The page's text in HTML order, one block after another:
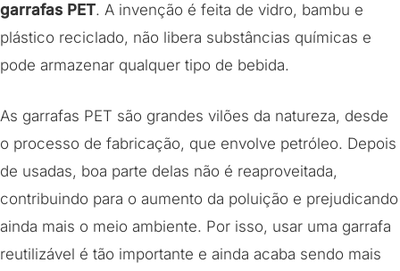
garrafas PET. A invenção é feita de vidro, bambu e
plástico reciclado, não libera substâncias químicas e
pode armazenar qualquer tipo de bebida.
As garrafas PET são grandes vilões da natureza, desde
o processo de fabricação, que envolve petróleo. Depois
de usadas, boa parte delas não é reaproveitada,
contribuindo para o aumento da poluição e prejudicando
ainda mais o meio ambiente. Por isso, usar uma garrafa
reutilizável é tão importante e ainda acaba sendo mais